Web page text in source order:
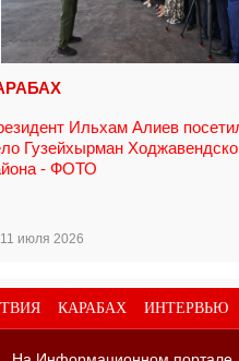
Ильхам Алиев
Гузейхырман
- ФОТО
11 июля 2026
КАРАБАХ ИНТЕРВЬЮ